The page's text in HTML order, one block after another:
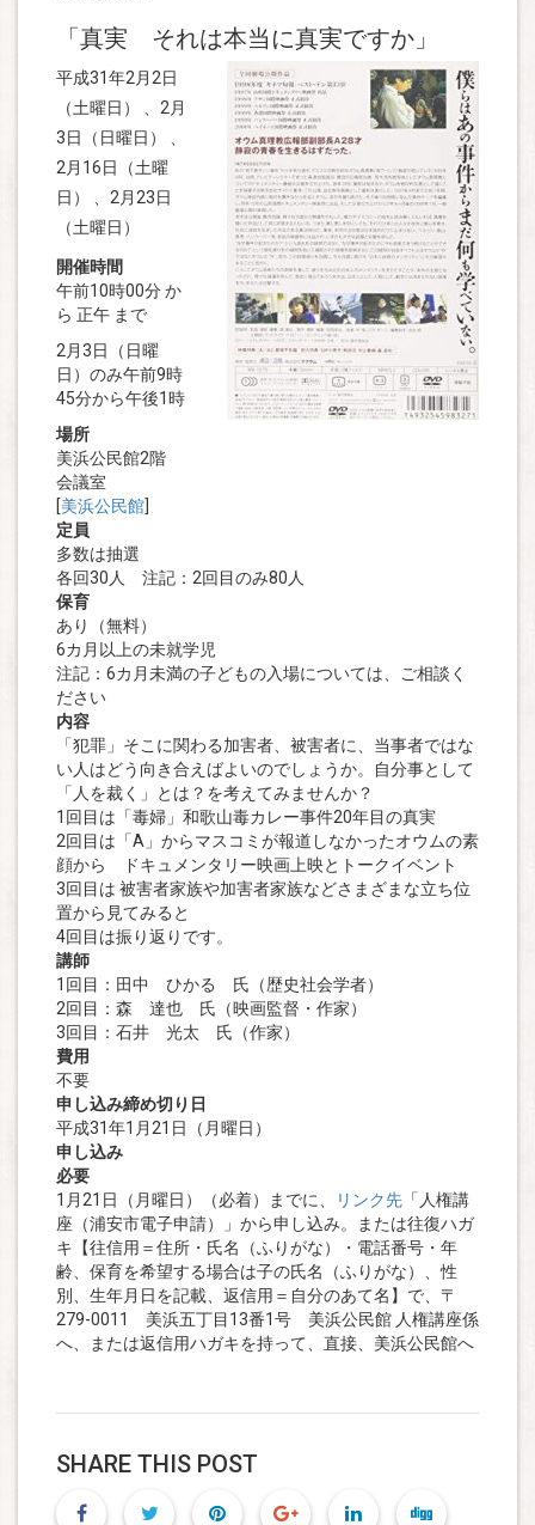
「真実 それは本当に真実ですか」
平成31年2月2日
（土曜日） 、2月
3日（日曜日） 、
2月16日（土曜
日） 、2月23日
（土曜日）
開催時間
午前10時00分 か
ら 正午 まで
2月3日（日曜
日）のみ午前9時
45分から午後1時
場所
美浜公民館2階
会議室
[美浜公民館
定員
多数は抽選
各回30人 注記：2回目のみ80人
保育
あり（無料）
6カ月以上の未就学児
注記：6カ月未満の子どもの入場については、ご相談く
ださい
内容
「犯罪」そこに関わる加害者、被害者に、当事者ではな
い人はどう向き合えばよいのでしょうか。自分事として
「人を裁く」とは？を考えてみませんか？
1回目は「毒婦」和歌山毒カレー事件20年目の真実
2回目は「A」からマスコミが報道しなかったオウムの素
顔から ドキュメンタリー映画上映とトークイベント
3回目は 被害者家族や加害者家族などさまざまな立ち位
置から見てみると
4回目は振り返りです。
講師
1回目：田中 ひかる 氏（歴史社会学者）
2回目：森 達也 氏（映画監督・作家）
3回目：石井 光太 氏（作家）
費用
不要
申し込み締め切り日
平成31年1月21日（月曜日）
申し込み
必要
1月21日（月曜日）（必着）までに、
リンク先 「人権講
座（浦安市電子申請）」から申し込み。または往復ハガ
キ【往信用＝住所・氏名（ふりがな）・電話番号・年
齢、保育を希望する場合は子の氏名（ふりがな）、性
別、生年月日を記載、返信用＝自分のあて名】で、〒
279-0011 美浜五丁目13番1号 美浜公民館 人権講座係
へ、または返信用ハガキを持って、直接、美浜公民館へ
SHARE THIS POST